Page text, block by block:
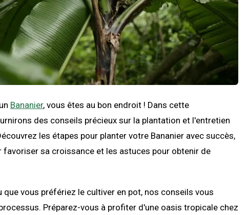
Bananier, vous êtes au bon endroit ! Dans cette
des conseils précieux sur la plantation et l'entretien
les étapes pour planter votre Bananier avec succès,
favoriser sa croissance et les astuces pour obtenir de
que vous préfériez le cultiver en pot, nos conseils vous
Préparez-vous à profiter d'une oasis tropicale chez